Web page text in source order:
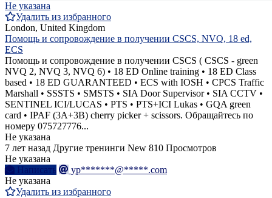
Не указана
Удалить из избранного
London, United Kingdom
Помощь и сопровождение в получении CSCS, NVQ, 18 ed,
ECS
Помощь и сопровождение в получении CSCS ( CSCS - green
NVQ 2, NVQ 3, NVQ 6) • 18 ED Online training • 18 ED Class
based • 18 ED GUARANTEED • ECS with IOSH • CPCS Traffic
Marshall • SSSTS • SMSTS • SIA Door Supervisor • SIA CCTV •
SENTINEL ICI/LUCAS • PTS • PTS+ICI Lukas • GQA green
card • IPAF (3A+3B) cherry picker + scissors. Обращайтесь по
номеру 075727776...
Не указана
7 лет назад Другие тренинги New 810 Просмотров
Не указана
Написать
yp*******@*****.com
Не указана
Удалить из избранного